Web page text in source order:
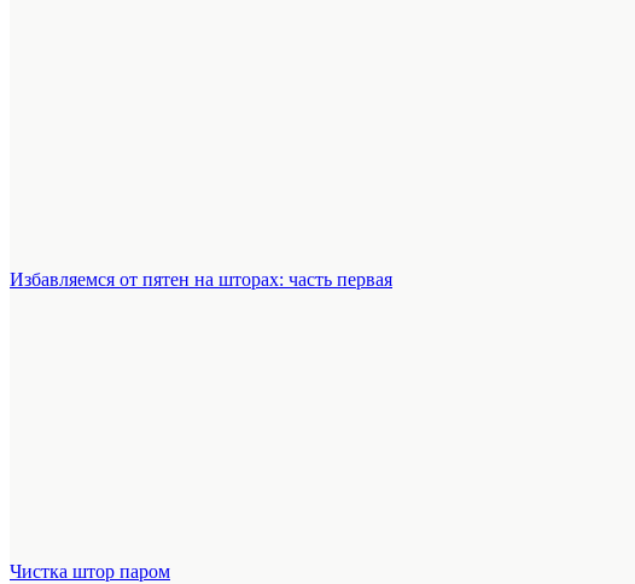
Избавляемся от пятен на шторах: часть первая
Чистка штор паром